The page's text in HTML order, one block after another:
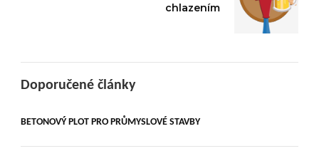
chlazením
Doporučené články
BETONOVÝ PLOT PRO PRŮMYSLOVÉ STAVBY